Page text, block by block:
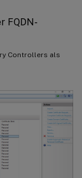
FQDN-
Controllers als